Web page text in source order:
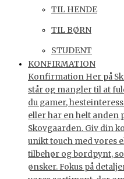
TIL HENDE
TIL BØRN
STUDENT
KONFIRMATION
Konfirmation Her på
står og mangler til at
du gamer,
eller har en helt anden
Skovgaarden. Giv din
unikt touch med vores
tilbehør og bordpynt,
ønsker. Fokus på